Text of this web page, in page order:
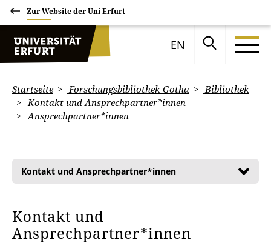
Zur Website der Uni Erfurt
EN
Startseite Forschungsbibliothek Gotha
Bibliothek
Kontakt und Ansprechpartner*innen
Ansprechpartner*innen
Kontakt und Ansprechpartner*innen
Kontakt und
Ansprechpartner*innen